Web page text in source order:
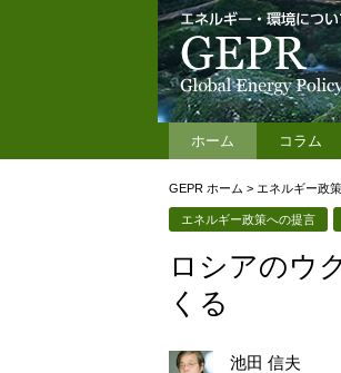
ホーム コラム
GEPR ホーム > エネルギー政
エネルギー政策への提言
ロシアのウ
くる
池田 信夫